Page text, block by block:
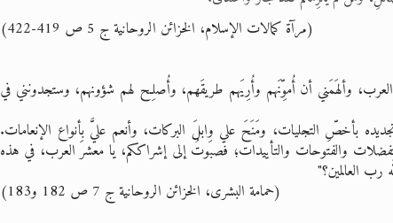
(مرآة كمالات الإسلام، الخزائن الروحانية ج 5 ص 419-422)
وألهَمَني أن أُموِّنَهم وأُرِيَهم طريقَهم، وأُصلِح لهم شؤونهم، وستجدونني في
بأخصِّ التجليات، ومَنَحَ علي وابلَ البركات، وأنعم عليَّ بأنواع الإنعامات.
والفتوحات والتأييدات؛ فصبَوتُ إلى إشراككم، يا معشرَ العرب، في هذه
رب العالمين؟"
(حمامة البشرى، الخزائن الروحانية ج 7 ص 182 و183)